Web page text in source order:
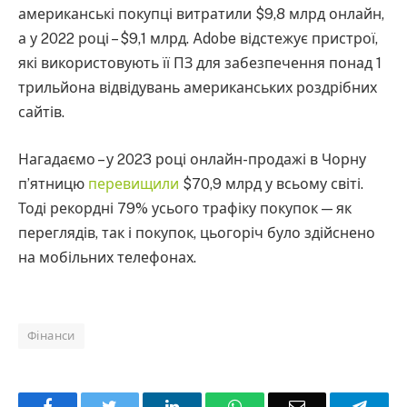
американські покупці витратили $9,8 млрд онлайн,
а у 2022 році – $9,1 млрд. Adobe відстежує пристрої,
які використовують її ПЗ для забезпечення понад 1
трильйона відвідувань американських роздрібних
сайтів.
Нагадаємо – у 2023 році онлайн-продажі в Чорну
п’ятницю перевищили $70,9 млрд у всьому світі.
Тоді рекордні 79% усього трафіку покупок — як
переглядів, так і покупок, цьогоріч було здійснено
на мобільних телефонах.
Фінанси